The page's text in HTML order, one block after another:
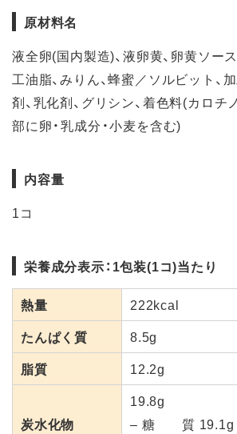
原材料名
液全卵(国内製造)、液卵黄、卵黄ソース
工油脂、みりん、蜂蜜／ソルビット、
剤、乳化剤、グリシン、着色料(カロチ
部に卵・乳成分・小麦を含む)
内容量
1コ
栄養成分表示：1包装(1コ)当たり
熱量
222kcal
たんぱく質
8.5g
脂質
12.2g
炭水化物
19.8g
– 糖 質 19.1g